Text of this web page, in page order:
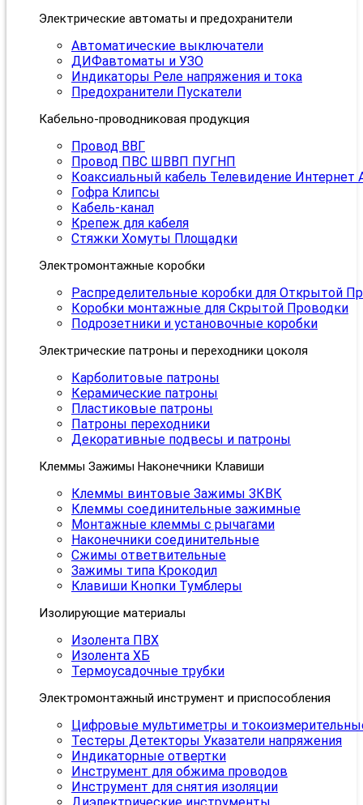
Электрические автоматы и предохранители
Автоматические выключатели
ДИФавтоматы и УЗО
Индикаторы Реле напряжения и тока
Предохранители Пускатели
Кабельно-проводниковая продукция
Провод ВВГ
Провод ПВС ШВВП ПУГНП
Коаксиальный кабель Телевидение Интернет
Гофра Клипсы
Кабель-канал
Крепеж для кабеля
Стяжки Хомуты Площадки
Электромонтажные коробки
Распределительные коробки для Открытой
Коробки монтажные для Скрытой Проводки
Подрозетники и установочные коробки
Электрические патроны и переходники цоколя
Карболитовые патроны
Керамические патроны
Пластиковые патроны
Патроны переходники
Декоративные подвесы и патроны
Клеммы Зажимы Наконечники Клавиши
Клеммы винтовые Зажимы ЗКВК
Клеммы соединительные зажимные
Монтажные клеммы с рычагами
Наконечники соединительные
Сжимы ответвительные
Зажимы типа Крокодил
Клавиши Кнопки Тумблеры
Изолирующие материалы
Изолента ПВХ
Изолента ХБ
Термоусадочные трубки
Электромонтажный инструмент и приспособления
Цифровые мультиметры и
Тестеры Детекторы Указатели напряжения
Индикаторные отвертки
Инструмент для обжима проводов
Инструмент для снятия изоляции